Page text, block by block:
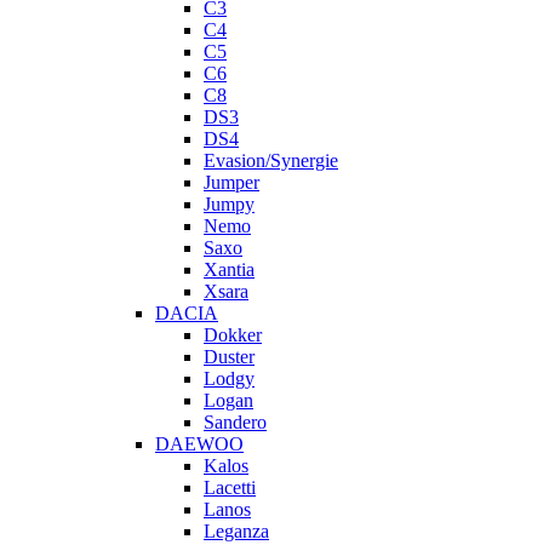
C3
C4
C5
C6
C8
DS3
DS4
Evasion/Synergie
Jumper
Jumpy
Nemo
Saxo
Xantia
Xsara
DACIA
Dokker
Duster
Lodgy
Logan
Sandero
DAEWOO
Kalos
Lacetti
Lanos
Leganza